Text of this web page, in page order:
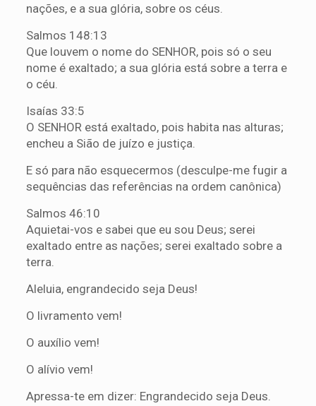
nações, e a sua glória, sobre os céus.
Salmos 148:13
Que louvem o nome do SENHOR, pois só o seu
nome é exaltado; a sua glória está sobre a terra e
o céu.
Isaías 33:5
O SENHOR está exaltado, pois habita nas alturas;
encheu a Sião de juízo e justiça.
E só para não esquecermos (desculpe-me fugir a
sequências das referências na ordem canônica)
Salmos 46:10
Aquietai-vos e sabei que eu sou Deus; serei
exaltado entre as nações; serei exaltado sobre a
terra.
Aleluia, engrandecido seja Deus!
O livramento vem!
O auxílio vem!
O alívio vem!
Apressa-te em dizer: Engrandecido seja Deus.